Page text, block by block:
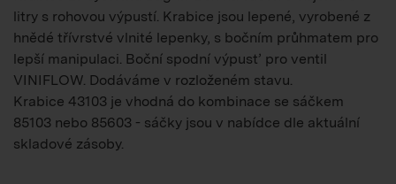
litry s rohovou výpustí. Krabice jsou lepené, vyrobené z
hnědé třívrstvé vlnité lepenky, s bočním průhmatem pro
lepší manipulaci. Boční spodní výpusť pro ventil
VINIFLOW. Dodáváme v rozloženém stavu.
Krabice 43103 je vhodná do kombinace se sáčkem
85103 nebo 85603 - sáčky jsou v nabídce dle aktuální
skladové zásoby.